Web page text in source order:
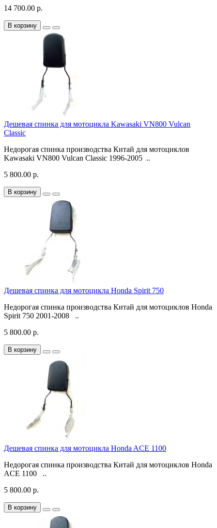
14 700.00 р.
В корзину
Дешевая спинка для мотоцикла Kawasaki VN800 Vulcan
Classic
Недорогая спинка производства Китай для мотоциклов
Kawasaki VN800 Vulcan Classic 1996-2005 ..
5 800.00 р.
В корзину
Дешевая спинка для мотоцикла Honda Spirit 750
Недорогая спинка производства Китай для мотоциклов Honda
Spirit 750 2001-2008 ..
5 800.00 р.
В корзину
Дешевая спинка для мотоцикла Honda ACE 1100
Недорогая спинка производства Китай для мотоциклов Honda
ACE 1100 ..
5 800.00 р.
В корзину